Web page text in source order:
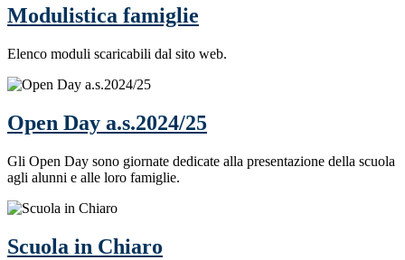
Modulistica famiglie
Elenco moduli scaricabili dal sito web.
Open Day a.s.2024/25
Gli Open Day sono giornate dedicate alla presentazione della scuola
agli alunni e alle loro famiglie.
Scuola in Chiaro